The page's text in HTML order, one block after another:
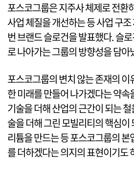
포스코그룹은 지주사 체제로 전환
사업 체질을 개선하는 등 사업 구
번 브랜드 슬로건을 발표했다. 슬
로 나아가는 그룹의 방향성을 담아
포스코그룹의 변치 않는 존재의
한 미래를 만들어 나가겠다는 약
기술을 더해 산업의 근간이 되는
술을 더해 그린 모빌리티의 핵심
리튬을 만드는 등 포스코그룹의
를 더하겠다는 의지의 표현이기도